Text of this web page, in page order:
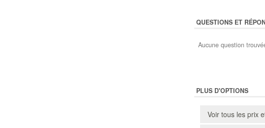
QUESTIONS ET
Aucune question
PLUS D'OPTIONS
Voir tous les prix